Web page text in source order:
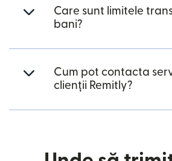
Care sunt limitele
bani?
Cum pot contacta
clienții Remitly?